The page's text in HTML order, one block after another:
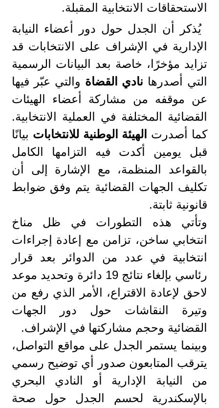
الاستحقاقات الانتخابية المقبلة.
يُذكر أن الجدل حول دور أعضاء النيابة
الإدارية في الإشراف على الانتخابات قد
تزايد مؤخرًا، خاصة بعد البيانات الرسمية
التي أصدرها نادي القضاة والتي عبّر فيها
عن موقفه من مشاركة أعضاء الهيئات
القضائية المختلفة في العملية الانتخابية.
كما أصدرت
الهيئة الوطنية للانتخابات بيانًا
قبل يومين أكدت فيه التزامها الكامل
بالقواعد المنظمة، مع الإشارة إلى أن
تكليف الجهات القضائية يتم وفق ضوابط
قانونية ثابتة.
وتأتي هذه التطورات في ظل مناخ
انتخابي ساخن، تزامن مع إعادة إجراءات
انتخابية في عدد من الدوائر بعد قرار
رئاسي بإلغاء نتائج 19 دائرة وتحديد موعد
لاحق لإعادة الاقتراع، الأمر الذي رفع من
وتيرة النقاشات حول دور الجهات
القضائية وحجم مشاركتها في الإشراف.
وبينما يستمر الجدل على مواقع التواصل،
يترقب المتابعون صدور أي توضيح رسمي
من النيابة الإدارية أو النادي البحري
بالإسكندرية لحسم الجدل حول صحة